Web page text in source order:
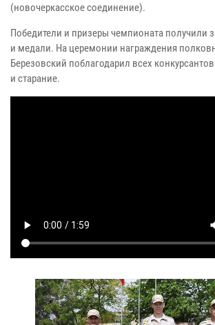
(новочеркасское соединение).
Победители и призеры чемпионата получили
и медали. На церемонии награждения
Березовский поблагодарил всех
и старание.